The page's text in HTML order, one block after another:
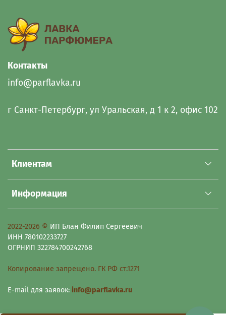
Клиентам
Информация
Контакты
info@parflavka.ru
г Санкт-Петербург, ул Уральская, д 1 к 2, офис 102
2022-2026 © ИП Блан Филип Сергеевич
ИНН 780102233727
ОГРНИП 322784700242768
Копирование запрещено. ГК РФ ст.1271
E-mail для заявок: info@parflavka.ru